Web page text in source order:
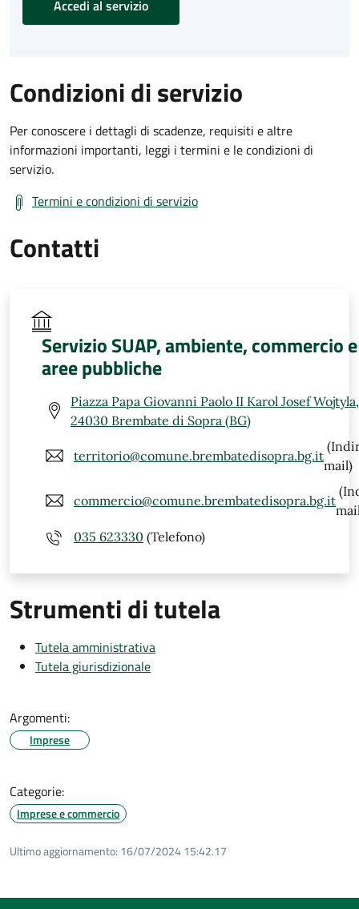
Accedi al servizio
Condizioni di servizio
Per conoscere i dettagli di scadenze, requisiti e altre
informazioni importanti, leggi i termini e le condizioni di
servizio.
Termini e condizioni di servizio
Contatti
Servizio SUAP, ambiente, commercio e
aree pubbliche
Piazza Papa Giovanni Paolo II Karol Josef
24030 Brembate di Sopra (BG)
territorio@comune.brembatedisopra.bg.it
mail)
commercio@comune.brembatedisopra.bg.it
035 623330 (Telefono)
Strumenti di tutela
Tutela amministrativa
Tutela giurisdizionale
Argomenti:
Imprese
Categorie:
Imprese e commercio
Ultimo aggiornamento: 16/07/2024 15:42.17